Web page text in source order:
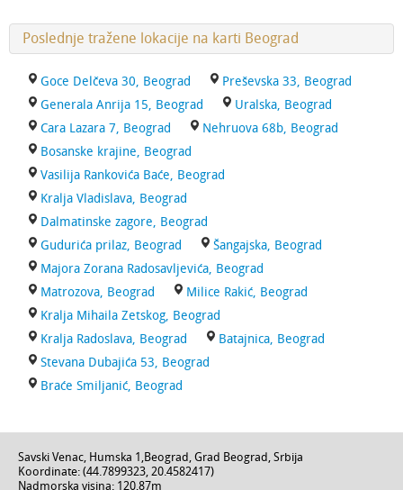
Poslednje tražene lokacije na karti Beograd
Goce Delčeva 30, Beograd
Preševska 33, Beograd
Generala Anrija 15, Beograd
Uralska, Beograd
Cara Lazara 7, Beograd
Nehruova 68b, Beograd
Bosanske krajine, Beograd
Vasilija Rankovića Baće, Beograd
Kralja Vladislava, Beograd
Dalmatinske zagore, Beograd
Gudurića prilaz, Beograd
Šangajska, Beograd
Majora Zorana Radosavljevića, Beograd
Matrozova, Beograd
Milice Rakić, Beograd
Kralja Mihaila Zetskog, Beograd
Kralja Radoslava, Beograd
Batajnica, Beograd
Stevana Dubajića 53, Beograd
Braće Smiljanić, Beograd
Savski Venac, Humska 1 ,Beograd, Grad Beograd, Srbija
Koordinate: (44.7899323, 20.4582417)
Nadmorska visina: 120,87m